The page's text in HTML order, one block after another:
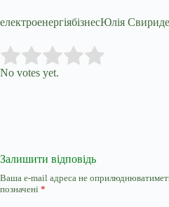
електроенергіябізнесЮлія
Rate this item:
No votes yet.
Залишити відповідь
Ваша e-mail адреса не
позначені *